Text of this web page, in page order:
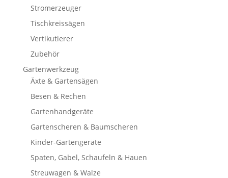
Stromerzeuger
Tischkreissägen
Vertikutierer
Zubehör
Gartenwerkzeug
Äxte & Gartensägen
Besen & Rechen
Gartenhandgeräte
Gartenscheren & Baumscheren
Kinder-Gartengeräte
Spaten, Gabel, Schaufeln & Hauen
Streuwagen & Walze